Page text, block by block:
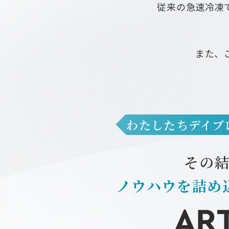
従来の急速冷凍
また、
わたしたちデイ
その
ノウハウを詰